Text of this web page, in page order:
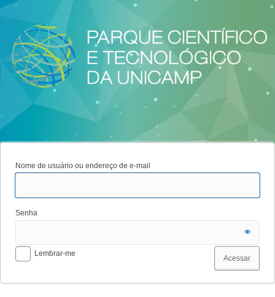
Acessar
Nome de usuário ou endereço de e-mail
Senha
Lembrar-me